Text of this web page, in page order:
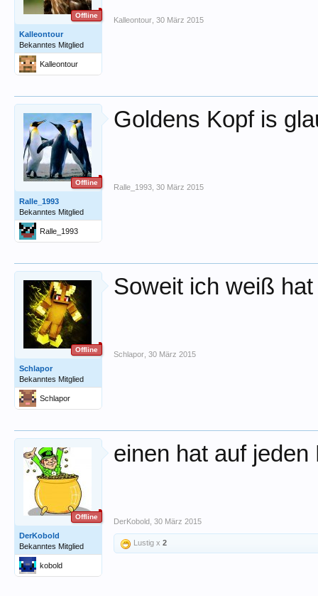
Offline
Kalleontour
Bekanntes Mitglied
Kalleontour
Kalleontour 30 März 2015
Offline
Ralle_1993
Bekanntes Mitglied
Ralle_1993
Goldens Kopf is
Ralle_1993 30 März 2015
Offline
Schlapor
Bekanntes Mitglied
Schlapor
Soweit ich weiß
Schlapor 30 März 2015
Offline
DerKobold
Bekanntes Mitglied
kobold
einen hat auf
DerKobold 30 März 2015
Lustig x 2